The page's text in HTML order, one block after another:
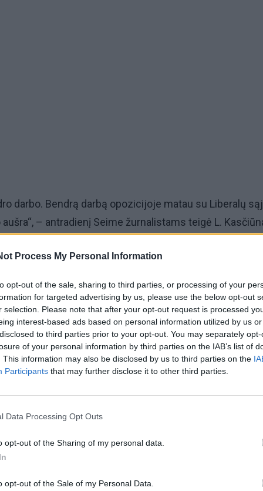
Process My Personal Information
opt-out of the sale, sharing to third parties, or processing of your
for targeted advertising by us, please use the below opt-out
selection. Please note that after your opt-out request is processed
interest-based ads based on personal information utilized by us
to third parties prior to your opt-out. You may separately
of your personal information by third parties on the IAB’s list of
This information may also be disclosed by us to third parties on the
Participants that may further disclose it to other third parties.
Data Processing Opt Outs
opt-out of the Sharing of my personal data.
opt-out of the Sale of my Personal Data.
darbo. Bendrą darbą opozicijoje matau su Liberalų
– antradienį Seime žurnalistams teigė L.
palaikys opozicijos inicijuojamą parlamentinę
atskirus formatus su Remigijaus Žemaitaičio
sąjungų, aljansų, koalicijų su „Nemuno aušra“
Tą galiu pažadėti“, – akcentavo L. Kasčiūnas.
su „aušriečiais“ nei vienu klausimu